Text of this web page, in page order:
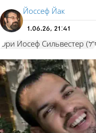
Йоссеф Йак
1.06.26, 21:41